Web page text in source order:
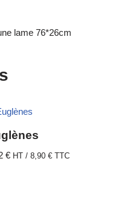
lame 76*26cm
€ HT /8,90€ TTC